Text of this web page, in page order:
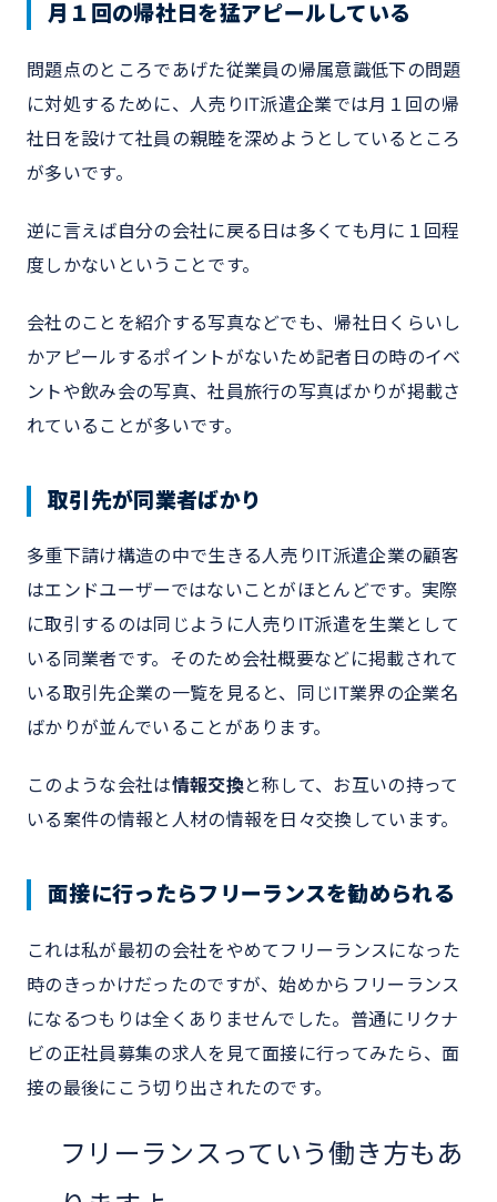
月１回の帰社日を猛アピールしている
問題点のところであげた従業員の帰属意識低下の問題
に対処するために、人売りIT派遣企業では月１回の帰
社日を設けて社員の親睦を深めようとしているところ
が多いです。
逆に言えば自分の会社に戻る日は多くても月に１回程
度しかないということです。
会社のことを紹介する写真などでも、帰社日くらいし
かアピールするポイントがないため記者日の時のイベ
ントや飲み会の写真、社員旅行の写真ばかりが掲載さ
れていることが多いです。
取引先が同業者ばかり
多重下請け構造の中で生きる人売りIT派遣企業の顧客
はエンドユーザーではないことがほとんどです。実際
に取引するのは同じように人売りIT派遣を生業として
いる同業者です。そのため会社概要などに掲載されて
いる取引先企業の一覧を見ると、同じIT業界の企業名
ばかりが並んでいることがあります。
このような会社は情報交換と称して、お互いの持って
いる案件の情報と人材の情報を日々交換しています。
面接に行ったらフリーランスを勧められる
これは私が最初の会社をやめてフリーランスになった
時のきっかけだったのですが、始めからフリーランス
になるつもりは全くありませんでした。普通にリクナ
ビの正社員募集の求人を見て面接に行ってみたら、面
接の最後にこう切り出されたのです。
フリーランスっていう働き方もあ